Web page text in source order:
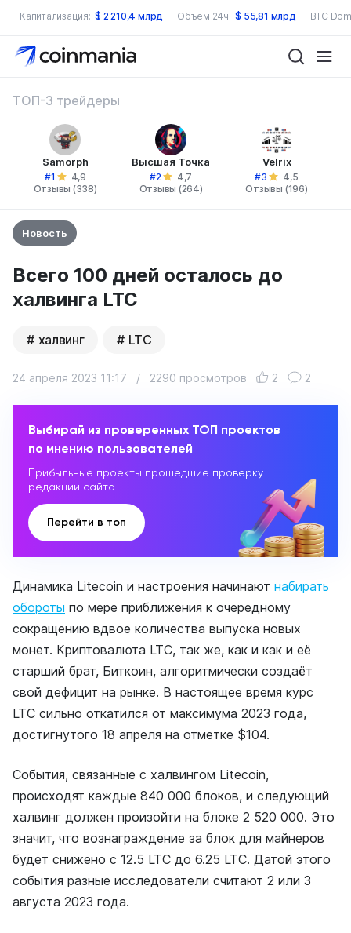
Капитализация: $ 2 210,4 млрд Объем 24ч: $ 55,81 млрд BTC
ТОП-3 трейдеры
Samorph
#1
4,9
Отзывы (338)
Высшая Точка
#2
4,7
Отзывы (264)
Velrix
#3
4,5
Отзывы (196)
Новость
Всего 100 дней осталось до
халвинга LTC
халвинг LTC
24 апреля 2023 11:17 / 2290 просмотров 2 2
Выбирай из проверенных ТОП проектов
по мнению пользователей
Прибыльные проекты прошедшие проверку
редакции сайта
Перейти в топ
Динамика Litecoin и настроения начинают набирать
обороты по мере приближения к очередному
сокращению вдвое количества выпуска новых
монет. Криптовалюта LTC, так же, как и как и её
старший брат, Биткоин, алгоритмически создаёт
свой дефицит на рынке. В настоящее время курс
LTC сильно откатился от максимума 2023 года,
достигнутого 18 апреля на отметке $104.
События, связанные с халвингом Litecoin,
происходят каждые 840 000 блоков, и следующий
халвинг должен произойти на блоке 2 520 000. Это
значит, что вознаграждение за блок для майнеров
будет снижено с 12.5 LTC до 6.25 LTC. Датой этого
события разные исследователи считают 2 или 3
августа 2023 года.